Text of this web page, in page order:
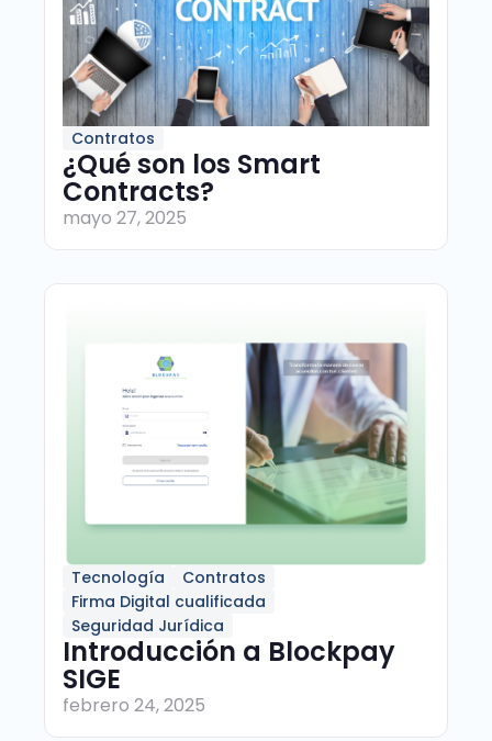
Contratos
¿Qué son los Smart
Contracts?
mayo 27, 2025
Tecnología
Contratos
Firma Digital cualificada
Seguridad Jurídica
Introducción a Blockpay
SIGE
febrero 24, 2025